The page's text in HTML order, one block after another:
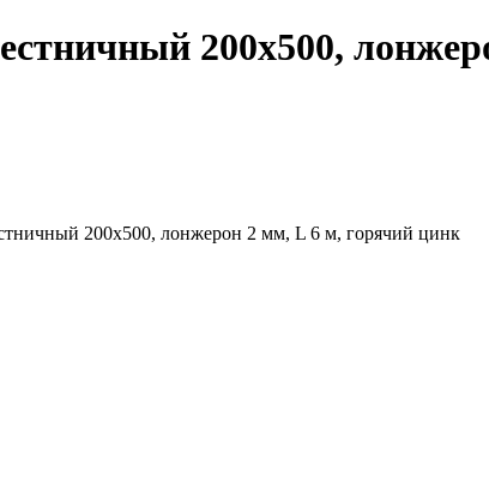
200x500,
200x500, лонжерон 2 мм, L 6 м, горячий цинк